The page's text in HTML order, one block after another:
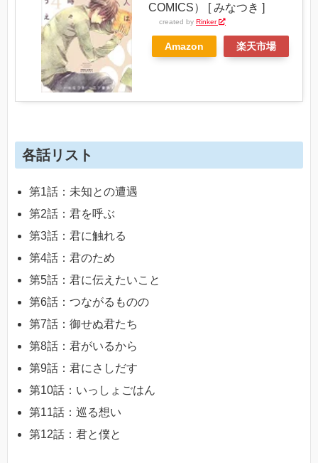
COMICS） [ みなつき ]
created by Rinker
Amazon 楽天市場
各話リスト
第1話：未知との遭遇
第2話：君を呼ぶ
第3話：君に触れる
第4話：君のため
第5話：君に伝えたいこと
第6話：つながるものの
第7話：御せぬ君たち
第8話：君がいるから
第9話：君にさしだす
第10話：いっしょごはん
第11話：巡る想い
第12話：君と僕と